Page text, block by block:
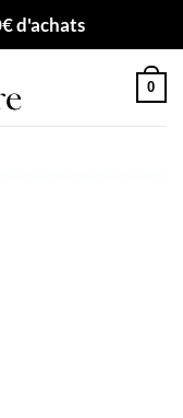
d'achats
0